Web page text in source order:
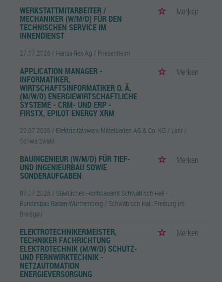
WERKSTATTMITARBEITER /
MECHANIKER (W/M/D) FÜR DEN
TECHNISCHEN SERVICE IM
INNENDIENST
Merken
27.07.2026 / Hansa-flex Ag / Friesenheim
APPLICATION MANAGER -
INFORMATIKER,
WIRTSCHAFTSINFORMATIKER O. Ä.
(M/W/D) ENERGIEWIRTSCHAFTLICHE
SYSTEME - CRM- UND ERP -
FIRSTX, EPILOT ENERGY XRM
Merken
22.07.2026 / Elektrizitätswerk Mittelbaden AG & Co. KG / Lahr /
Schwarzwald
BAUINGENIEUR (W/M/D) FÜR TIEF-
UND INGENIEURBAU SOWIE
SONDERAUFGABEN
Merken
07.07.2026 / Staatliches Hochbauamt Schwäbisch Hall -
Bundesbau Baden-Württemberg / Schwäbisch Hall, Freiburg im
Breisgau
ELEKTROTECHNIKERMEISTER,
TECHNIKER FACHRICHTUNG
ELEKTROTECHNIK (M/W/D) SCHUTZ-
UND FERNWIRKTECHNIK -
NETZAUTOMATION
ENERGIEVERSORGUNG
Merken